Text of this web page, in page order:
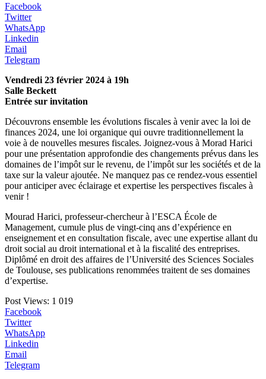
Facebook
Twitter
WhatsApp
Linkedin
Email
Telegram
Vendredi 23 février 2024 à 19h
Salle Beckett
Entrée sur invitation
Découvrons ensemble les évolutions fiscales à venir avec la loi de
finances 2024, une loi organique qui ouvre traditionnellement la
voie à de nouvelles mesures fiscales. Joignez-vous à Morad Harici
pour une présentation approfondie des changements prévus dans les
domaines de l’impôt sur le revenu, de l’impôt sur les sociétés et de la
taxe sur la valeur ajoutée. Ne manquez pas ce rendez-vous essentiel
pour anticiper avec éclairage et expertise les perspectives fiscales à
venir !
Mourad Harici, professeur-chercheur à l’ESCA École de
Management, cumule plus de vingt-cinq ans d’expérience en
enseignement et en consultation fiscale, avec une expertise allant du
droit social au droit international et à la fiscalité des entreprises.
Diplômé en droit des affaires de l’Université des Sciences Sociales
de Toulouse, ses publications renommées traitent de ses domaines
d’expertise.
Post Views: 1 019
Facebook
Twitter
WhatsApp
Linkedin
Email
Telegram